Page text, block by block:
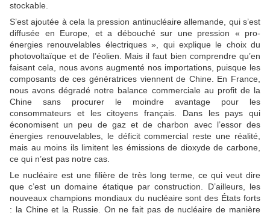
stockable.
S’est ajoutée à cela la pression antinucléaire allemande, qui s’est
diffusée en Europe, et a débouché sur une pression « pro-
énergies renouvelables électriques », qui explique le choix du
photovoltaïque et de l’éolien. Mais il faut bien comprendre qu’en
faisant cela, nous avons augmenté nos importations, puisque les
composants de ces génératrices viennent de Chine. En France,
nous avons dégradé notre balance commerciale au profit de la
Chine sans procurer le moindre avantage pour les
consommateurs et les citoyens français. Dans les pays qui
économisent un peu de gaz et de charbon avec l’essor des
énergies renouvelables, le déficit commercial reste une réalité,
mais au moins ils limitent les émissions de dioxyde de carbone,
ce qui n’est pas notre cas.
Le nucléaire est une filière de très long terme, ce qui veut dire
que c’est un domaine étatique par construction. D’ailleurs, les
nouveaux champions mondiaux du nucléaire sont des États forts
: la Chine et la Russie. On ne fait pas de nucléaire de manière